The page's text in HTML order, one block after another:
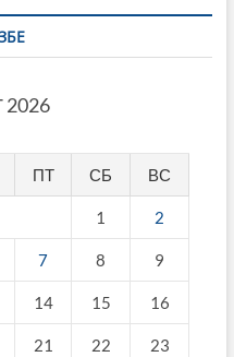
ПТ СБ ВС
1 2
7 8 9
14 15 16
21 22 23